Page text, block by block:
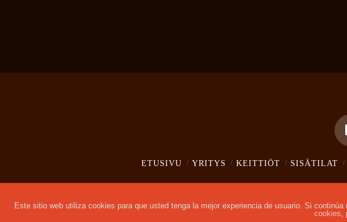
ETUSIVU YRITYS KEITTIÖT SISÄTILAT
Este sitio web utiliza cookies para que usted tenga la mejor experiencia de usuario. Si
cookies,